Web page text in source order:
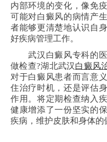
内部环境的变化，像免
可能对白癜风的病情产
者能够更清楚地认识自
好疾病管理工作。
武汉白癜风专科的医
做检查?湖北武汉白癜风
对于白癜风患者而言意
住治疗时机，还是评估
作用。将定期检查纳入
健康增添了一份坚实的
疾病，维护皮肤和身体的